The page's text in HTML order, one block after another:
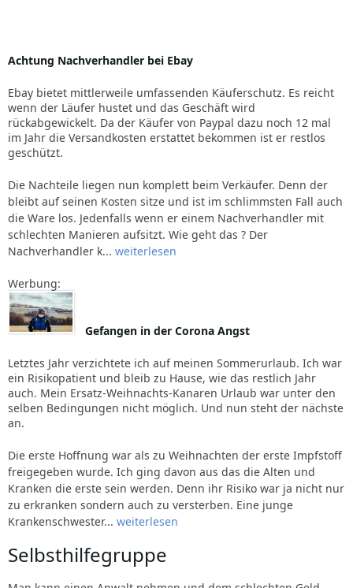
Achtung Nachverhandler bei Ebay
Ebay bietet mittlerweile umfassenden Käuferschutz. Es reicht
wenn der Läufer hustet und das Geschäft wird
rückabgewickelt. Da der Käufer von Paypal dazu noch 12 mal
im Jahr die Versandkosten erstattet bekommen ist er restlos
geschützt.
Die Nachteile liegen nun komplett beim Verkäufer. Denn der
bleibt auf seinen Kosten sitze und ist im schlimmsten Fall auch
die Ware los. Jedenfalls wenn er einem Nachverhandler mit
schlechten Manieren aufsitzt. Wie geht das ? Der
Nachverhandler k... weiterlesen
Werbung:
Gefangen in der Corona Angst
Letztes Jahr verzichtete ich auf meinen Sommerurlaub. Ich war
ein Risikopatient und bleib zu Hause, wie das restlich Jahr
auch. Mein Ersatz-Weihnachts-Kanaren Urlaub war unter den
selben Bedingungen nicht möglich. Und nun steht der nächste
an.
Die erste Hoffnung war als zu Weihnachten der erste Impfstoff
freigegeben wurde. Ich ging davon aus das die Alten und
Kranken die erste sein werden. Denn ihr Risiko war ja nicht nur
zu erkranken sondern auch zu versterben. Eine junge
Krankenschwester... weiterlesen
Selbsthilfegruppe